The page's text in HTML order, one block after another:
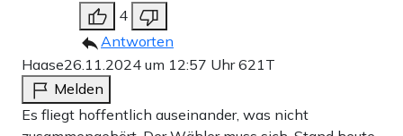
4
Antworten
Haase26.11.2024 um 12:57 Uhr621T
Melden
Es fliegt hoffentlich auseinander, was nicht